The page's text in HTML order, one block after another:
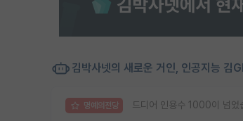
김박사넷의 새로운 거인, 인공지능 김
명예의전당 드디어 인용수 1000이 넘었